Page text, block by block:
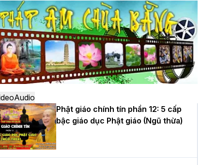
Trung tâm văn hóa Phật giáo Thủ
Nội: Ngày tu học cuối cùng khép lại
sinh hoạt Phật pháp mùa hè lần
XIV tại chùa Bằng
yêu thương trong ngày tu tập thứ
của Khóa sinh hoạt Phật pháp mùa
tại chùa Bằng
Audio
Phật giáo chính tín phần 12: 5 cấp
bậc giáo dục Phật giáo (Ngũ thừa)